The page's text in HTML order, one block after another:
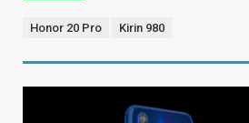
Honor 20 Pro Kirin 980